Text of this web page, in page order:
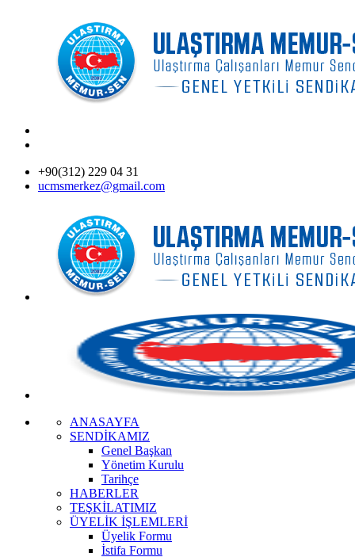
+90(312) 229 04 31
ucmsmerkez@gmail.com
ANASAYFA
SENDİKAMIZ
Genel Başkan
Yönetim Kurulu
Tarihçe
HABERLER
TEŞKİLATIMIZ
ÜYELİK İŞLEMLERİ
Üyelik Formu
İstifa Formu